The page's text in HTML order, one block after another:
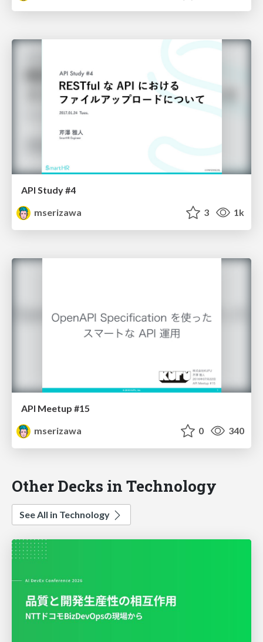
API Study #4
mserizawa
3 1k
API Meetup #15
mserizawa
0 340
Other Decks in Technology
See All in Technology